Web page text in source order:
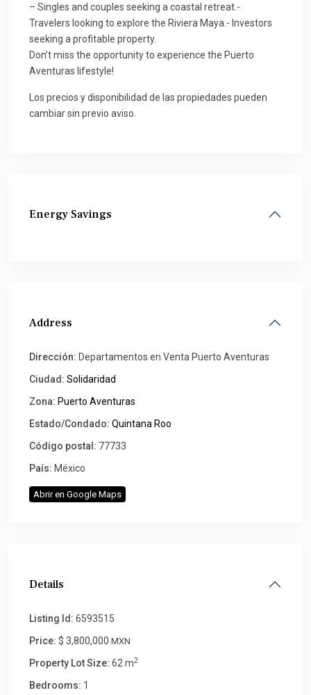
– Singles and couples seeking a coastal retreat.-
Travelers looking to explore the Riviera Maya.- Investors
seeking a profitable property.
Don’t miss the opportunity to experience the Puerto
Aventuras lifestyle!
Los precios y disponibilidad de las propiedades pueden
cambiar sin previo aviso.
Energy Savings
Address
Dirección: Departamentos en Venta Puerto Aventuras
Ciudad: Solidaridad
Zona: Puerto Aventuras
Estado/Condado: Quintana Roo
Código postal: 77733
País: México
Abrir en Google Maps
Details
Listing Id: 6593515
Price: $ 3,800,000 MXN
Property Lot Size: 62 m2
Bedrooms: 1